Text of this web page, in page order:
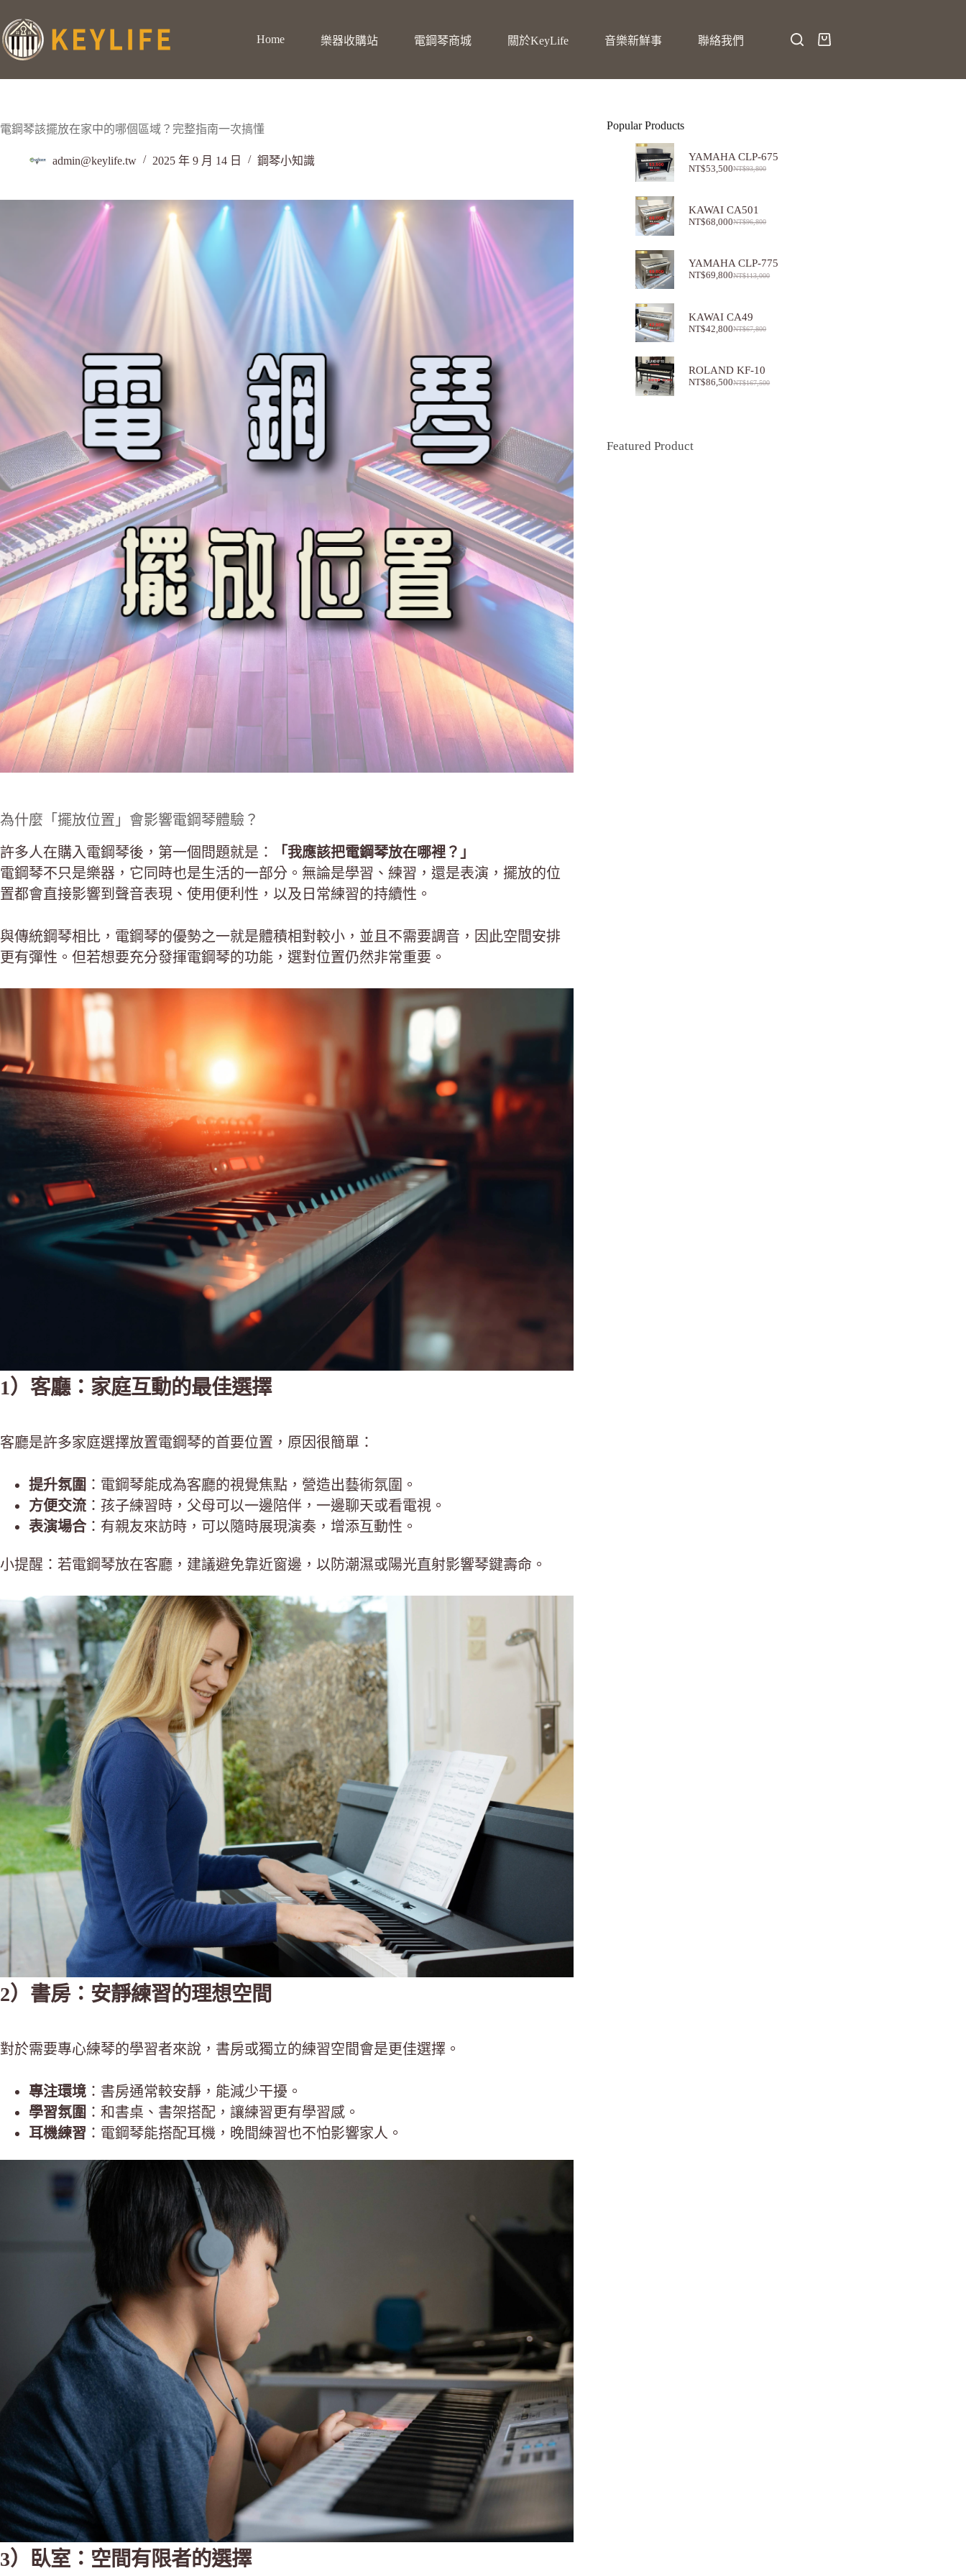
Home 樂器收購站 電鋼琴商城 關於KeyLife 音樂新鮮事 聯絡我們
電鋼琴該擺放在家中的哪個區域？完整指南一次搞懂
admin@keylife.tw 2025 年 9 月 14 日 鋼琴小知識
為什麼「擺放位置」會影響電鋼琴體驗？
許多人在購入電鋼琴後，第一個問題就是：
「我應該把電鋼琴放在哪裡？」
電鋼琴不只是樂器，它同時也是生活的一部分。無論是學習、練習，還是表演，擺放的位
置都會直接影響到聲音表現、使用便利性，以及日常練習的持續性。
與傳統鋼琴相比，電鋼琴的優勢之一就是體積相對較小，並且不需要調音，因此空間安排
更有彈性。但若想要充分發揮電鋼琴的功能，選對位置仍然非常重要。
1）客廳：家庭互動的最佳選擇
客廳是許多家庭選擇放置電鋼琴的首要位置，原因很簡單：
提升氛圍 ：電鋼琴能成為客廳的視覺焦點，營造出藝術氛圍。
方便交流 ：孩子練習時，父母可以一邊陪伴，一邊聊天或看電視。
表演場合 ：有親友來訪時，可以隨時展現演奏，增添互動性。
小提醒：若電鋼琴放在客廳，建議避免靠近窗邊，以防潮濕或陽光直射影響琴鍵壽命。
2）書房：安靜練習的理想空間
對於需要專心練琴的學習者來說，書房或獨立的練習空間會是更佳選擇。
專注環境 ：書房通常較安靜，能減少干擾。
學習氛圍 ：和書桌、書架搭配，讓練習更有學習感。
耳機練習 ：電鋼琴能搭配耳機，晚間練習也不怕影響家人。
3）臥室：空間有限者的選擇
Popular Products
YAMAHA CLP-675
NT$93,800
NT$53,500
KAWAI CA501
NT$96,800
NT$68,000
YAMAHA CLP-775
NT$113,000
NT$69,800
KAWAI CA49
NT$67,800
NT$42,800
ROLAND KF-10
NT$167,500
NT$86,500
Featured Product